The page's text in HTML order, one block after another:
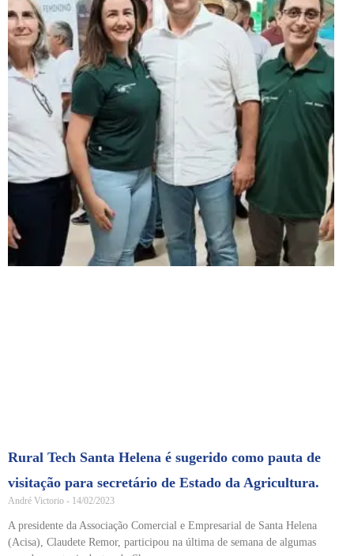
Rural Tech Santa Helena é sugerido como pauta de
visitação para secretário de Estado da Agricultura.
André Victorio 14/02/2023
A presidente da Associação Comercial e Empresarial de Santa Helena
(Acisa), Claudete Remor, participou na última de semana de algumas